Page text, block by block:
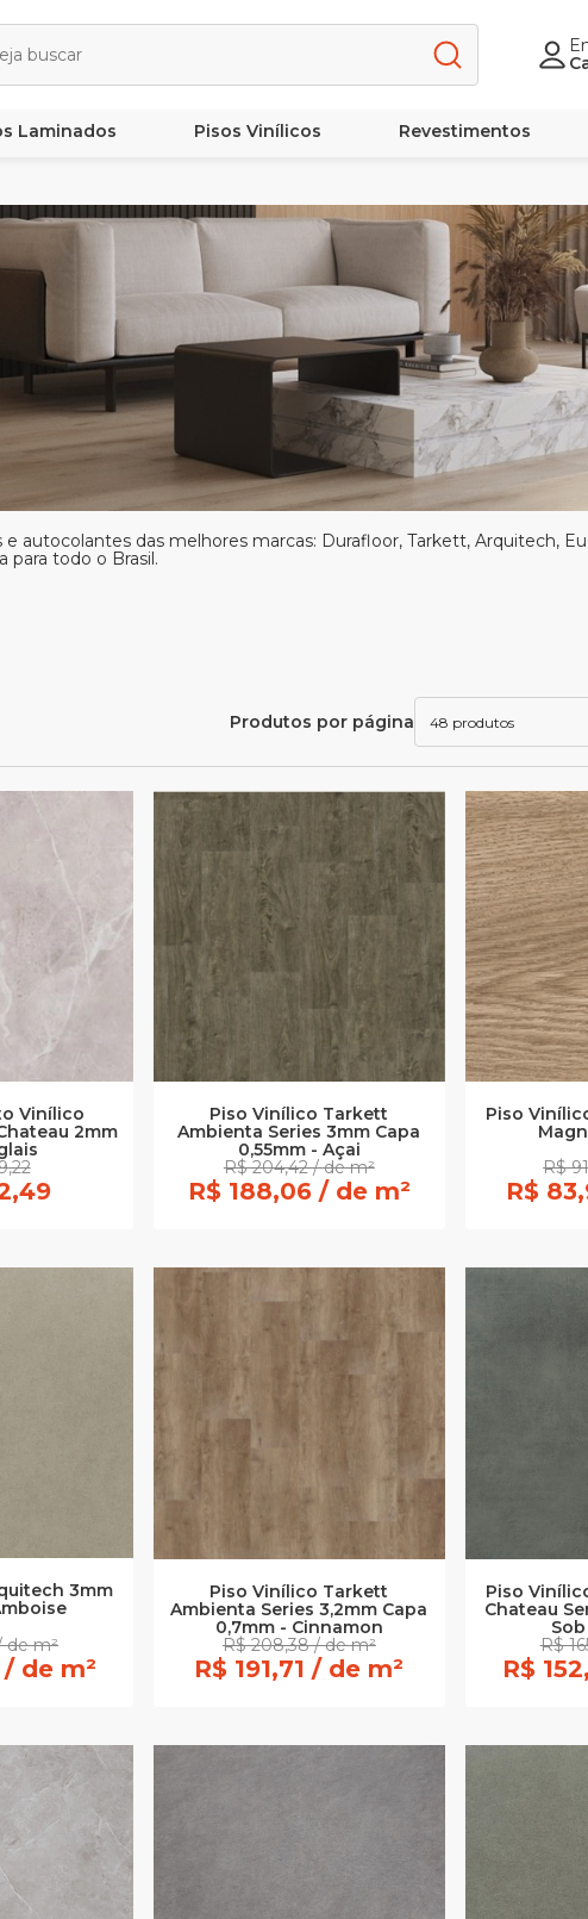
Laminados Pisos Vinílicos Revestimentos
autocolantes das melhores marcas: Durafloor, Tarkett, Arquitech,
para todo o Brasil.
Produtos por página 48 produtos
Vinílico
2mm
Piso Vinílico Tarkett
Ambienta Series 3mm Capa
0,55mm - Açai
R$ 204,42 / de m²
R$ 188,06 / de m²
Piso
R$
R$
3mm
de m²
/ de m²
Piso Vinílico Tarkett
Ambienta Series 3,2mm Capa
0,7mm - Cinnamon
R$ 208,38 / de m²
R$ 191,71 / de m²
Piso
Chateau
R$
R$